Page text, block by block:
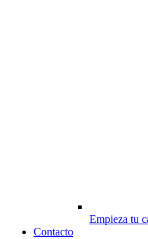
Empieza tu
Contacto